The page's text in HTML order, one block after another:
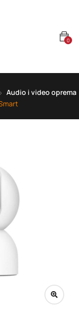
0
Audio i video oprema